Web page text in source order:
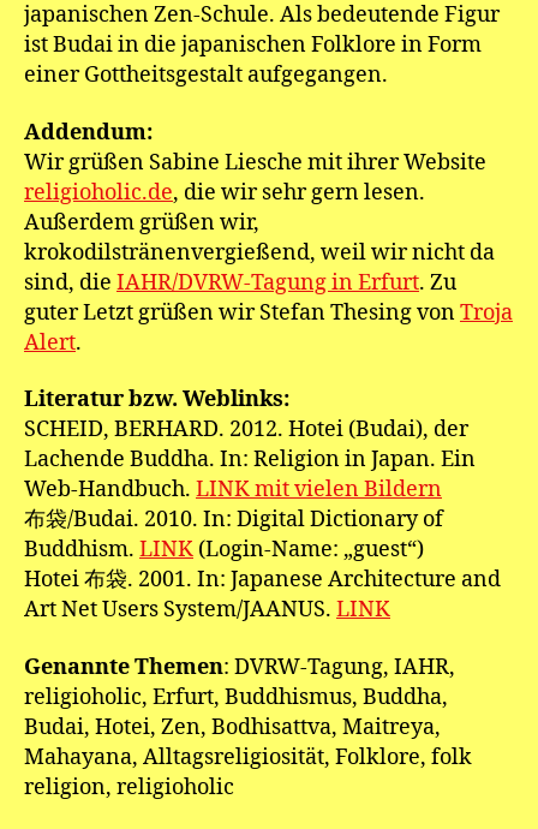
japanischen Zen-Schule. Als bedeutende Figur
ist Budai in die japanischen Folklore in Form
einer Gottheitsgestalt aufgegangen.
Addendum:
Wir grüßen Sabine Liesche mit ihrer Website
religioholic.de, die wir sehr gern lesen.
Außerdem grüßen wir,
krokodilstränenvergießend, weil wir nicht da
sind, die IAHR/DVRW-Tagung in Erfurt. Zu
guter Letzt grüßen wir Stefan Thesing vonTroja
Alert.
Literatur bzw. Weblinks:
SCHEID, BERHARD. 2012. Hotei (Budai), der
Lachende Buddha. In: Religion in Japan. Ein
Web-Handbuch. LINK mit vielen Bildern
布袋/Budai. 2010. In: Digital Dictionary of
Buddhism. LINK (Login-Name: „guest“)
Hotei 布袋. 2001. In: Japanese Architecture and
Art Net Users System/JAANUS. LINK
Genannte Themen: DVRW-Tagung, IAHR,
religioholic, Erfurt, Buddhismus, Buddha,
Budai, Hotei, Zen, Bodhisattva, Maitreya,
Mahayana, Alltagsreligiosität, Folklore, folk
religion, religioholic